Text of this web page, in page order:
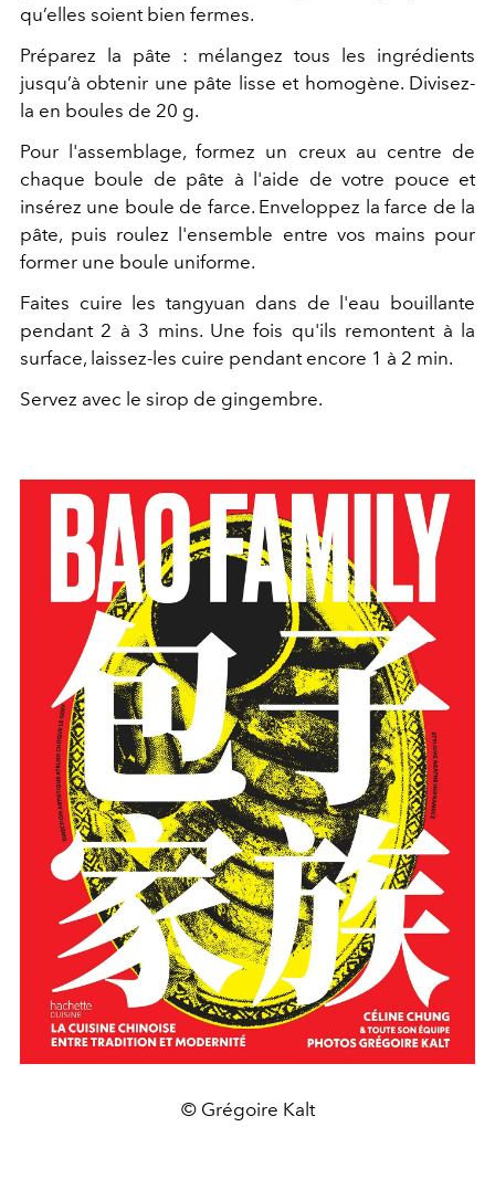
qu’elles soient bien fermes.
Préparez la pâte : mélangez tous les ingrédients
jusqu’à obtenir une pâte lisse et homogène. Divisez-
la en boules de 20 g.
Pour l'assemblage, formez un creux au centre de
chaque boule de pâte à l'aide de votre pouce et
insérez une boule de farce. Enveloppez la farce de la
pâte, puis roulez l'ensemble entre vos mains pour
former une boule uniforme.
Faites cuire les tangyuan dans de l'eau bouillante
pendant 2 à 3 mins. Une fois qu'ils remontent à la
surface, laissez-les cuire pendant encore 1 à 2 min.
Servez avec le sirop de gingembre.
© Grégoire Kalt